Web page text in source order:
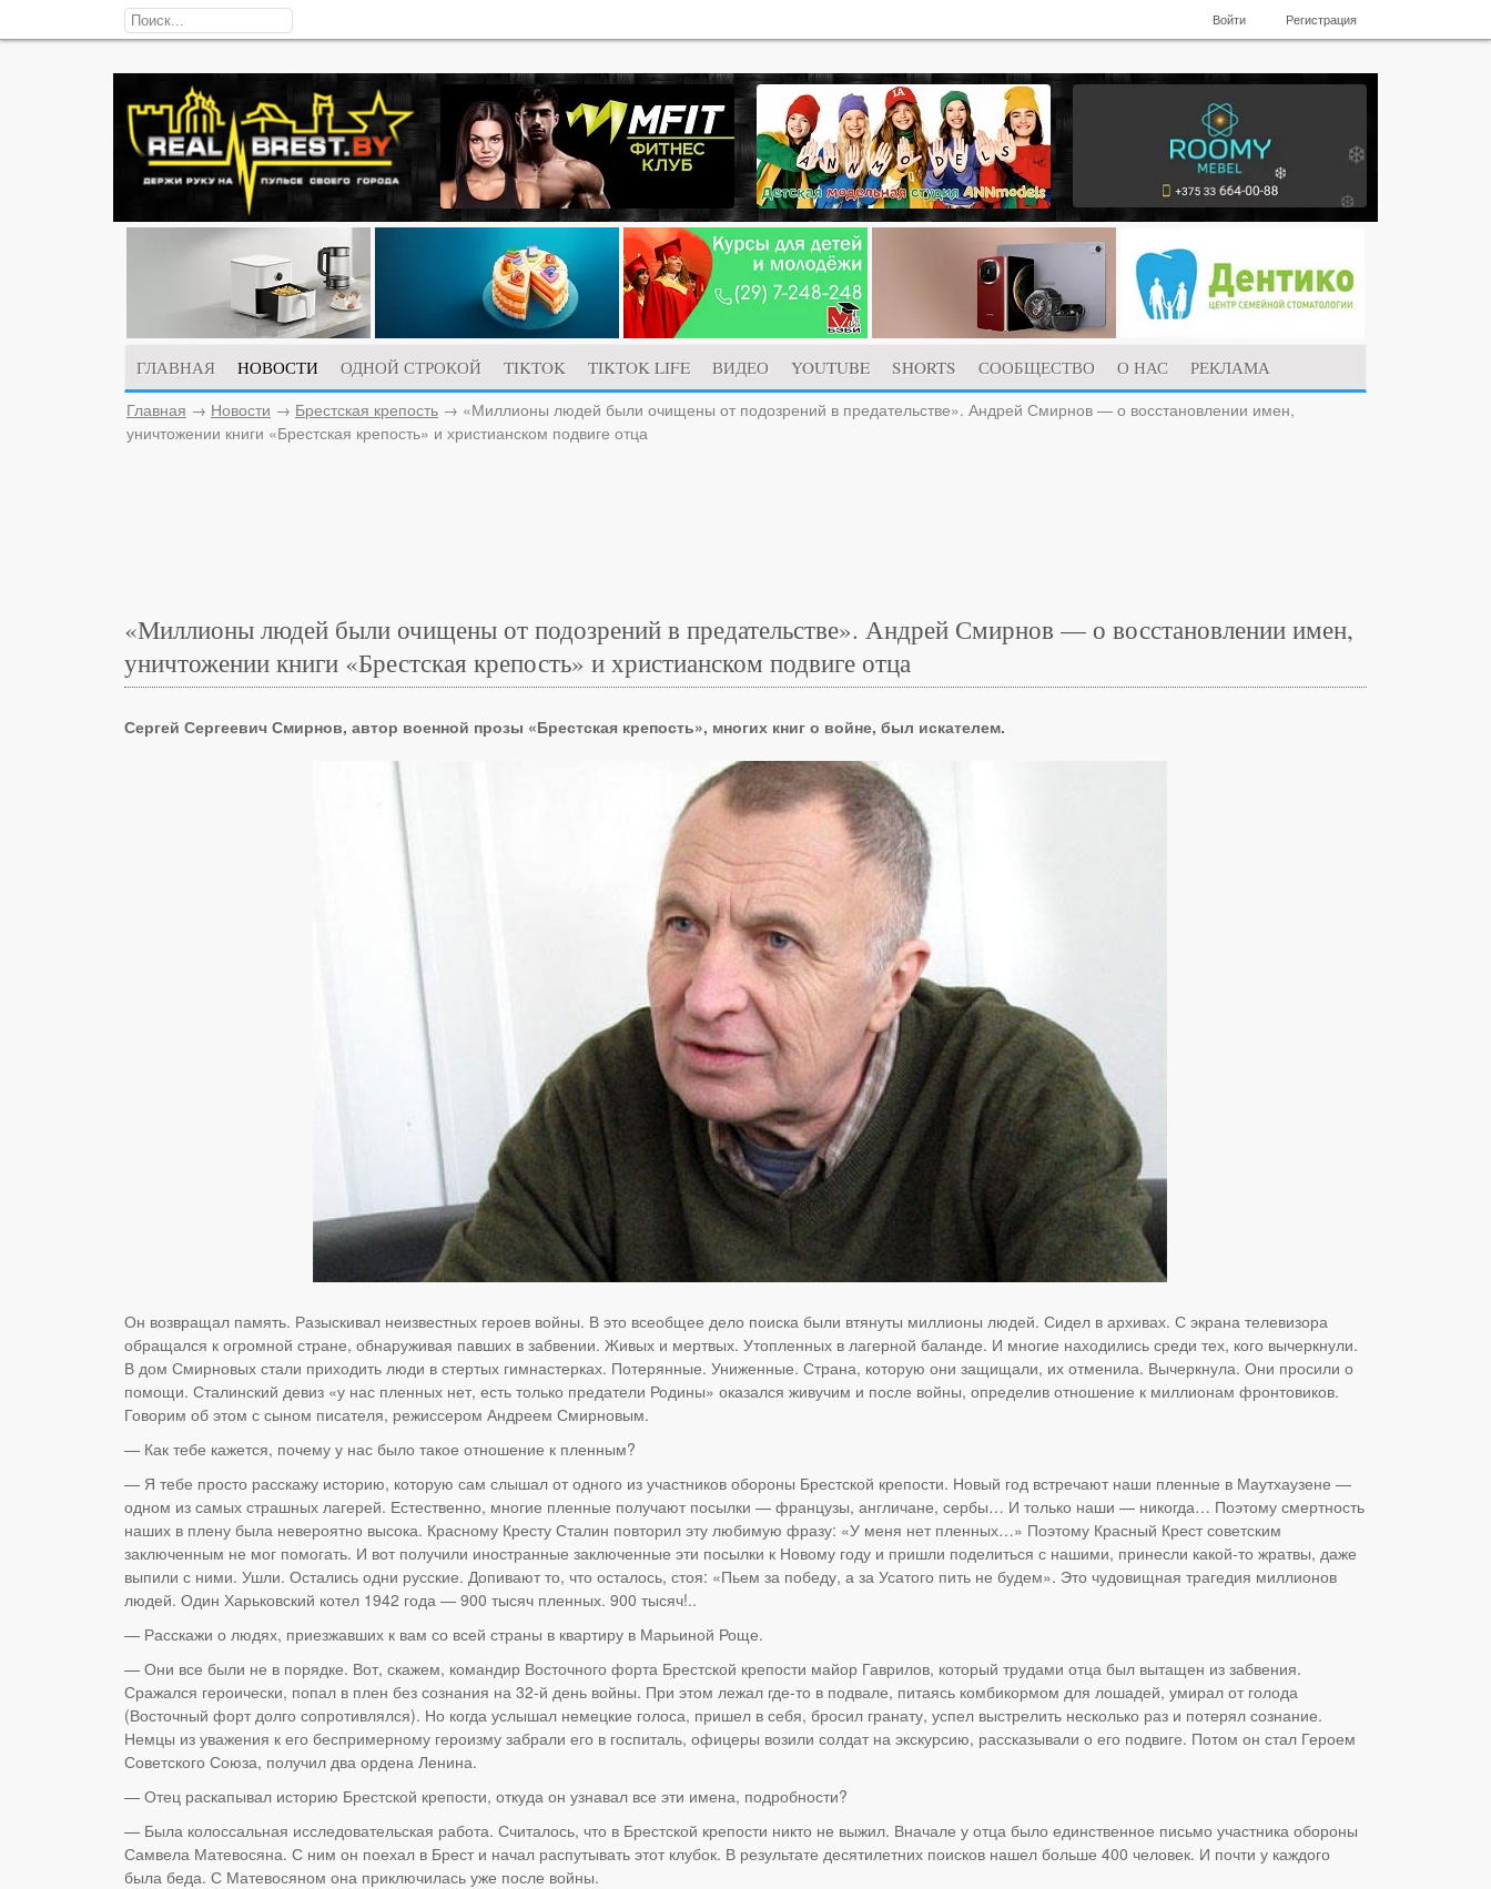
Войти Регистрация
ГЛАВНАЯ НОВОСТИ ОДНОЙ СТРОКОЙ TIKTOK TIKTOK LIFE ВИДЕО YOUTUBE SHORTS СООБЩЕСТВО О НАС
РЕКЛАМА
Главная → Новости → Брестская крепость → «Миллионы людей были очищены от подозрений в предательстве». Андрей Смирнов — о восстановлении имен,
уничтожении книги «Брестская крепость» и христианском подвиге отца
«Миллионы людей были очищены от подозрений в предательстве». Андрей Смирнов — о восстановлении имен,
уничтожении книги «Брестская крепость» и христианском подвиге отца
Сергей Сергеевич Смирнов, автор военной прозы «Брестская крепость», многих книг о войне, был искателем.
Он возвращал память. Разыскивал неизвестных героев войны. В это всеобщее дело поиска были втянуты миллионы людей. Сидел в архивах. С экрана телевизора
обращался к огромной стране, обнаруживая павших в забвении. Живых и мертвых. Утопленных в лагерной баланде. И многие находились среди тех, кого вычеркнули.
В дом Смирновых стали приходить люди в стертых гимнастерках. Потерянные. Униженные. Страна, которую они защищали, их отменила. Вычеркнула. Они просили о
помощи. Сталинский девиз «у нас пленных нет, есть только предатели Родины» оказался живучим и после войны, определив отношение к миллионам фронтовиков.
Говорим об этом с сыном писателя, режиссером Андреем Смирновым.
— Как тебе кажется, почему у нас было такое отношение к пленным?
— Я тебе просто расскажу историю, которую сам слышал от одного из участников обороны Брестской крепости. Новый год встречают наши пленные в Маутхаузене —
одном из самых страшных лагерей. Естественно, многие пленные получают посылки — французы, англичане, сербы… И только наши — никогда… Поэтому смертность
наших в плену была невероятно высока. Красному Кресту Сталин повторил эту любимую фразу: «У меня нет пленных…» Поэтому Красный Крест советским
заключенным не мог помогать. И вот получили иностранные заключенные эти посылки к Новому году и пришли поделиться с нашими, принесли какой-то жратвы, даже
выпили с ними. Ушли. Остались одни русские. Допивают то, что осталось, стоя: «Пьем за победу, а за Усатого пить не будем». Это чудовищная трагедия миллионов
людей. Один Харьковский котел 1942 года — 900 тысяч пленных. 900 тысяч!..
— Расскажи о людях, приезжавших к вам со всей страны в квартиру в Марьиной Роще.
— Они все были не в порядке. Вот, скажем, командир Восточного форта Брестской крепости майор Гаврилов, который трудами отца был вытащен из забвения.
Сражался героически, попал в плен без сознания на 32-й день войны. При этом лежал где-то в подвале, питаясь комбикормом для лошадей, умирал от голода
(Восточный форт долго сопротивлялся). Но когда услышал немецкие голоса, пришел в себя, бросил гранату, успел выстрелить несколько раз и потерял сознание.
Немцы из уважения к его беспримерному героизму забрали его в госпиталь, офицеры возили солдат на экскурсию, рассказывали о его подвиге. Потом он стал Героем
Советского Союза, получил два ордена Ленина.
— Отец раскапывал историю Брестской крепости, откуда он узнавал все эти имена, подробности?
— Была колоссальная исследовательская работа. Считалось, что в Брестской крепости никто не выжил. Вначале у отца было единственное письмо участника обороны
Самвела Матевосяна. С ним он поехал в Брест и начал распутывать этот клубок. В результате десятилетних поисков нашел больше 400 человек. И почти у каждого
была беда. С Матевосяном она приключилась уже после войны.